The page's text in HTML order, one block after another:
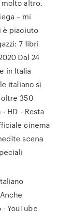
molto altro.
– mi
è piaciuto
7 libri
Dal 24
in Italia
italiano si
350
HD - Resta
cinema
scena
YouTube